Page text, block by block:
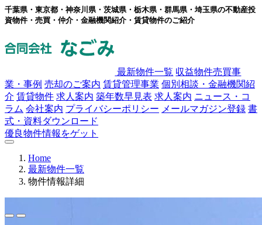
千葉県・東京都・神奈川県・茨城県・栃木県・群馬県・埼玉県の不動産投
資物件・売買・仲介・金融機関紹介・賃貸物件のご紹介
最新物件一覧 収益物件売買事
業・事例 売却のご案内 賃貸管理事業 個別相談・金融機関紹
介 賃貸物件 求人案内 築年数早見表 求人案内 ニュース・コ
ラム 会社案内 プライバシーポリシー メールマガジン登録 書
式・資料ダウンロード
優良物件情報をゲット
Home
最新物件一覧
物件情報詳細